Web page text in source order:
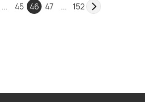
... 45 46 47 ... 152